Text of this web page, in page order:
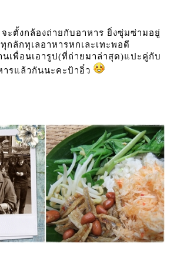
ะตั้งกล้องถ่ายกับอาหาร ยิ่งซุ่มซ่ามอยู่
กลักทุเลอาหารหกเละเทะพอดี
นเพื่อนเอารูป(ที่ถ่ายมาล่าสุด)แปะคู่กับ
ารแล้วกันนะคะป้าอิ๋ว